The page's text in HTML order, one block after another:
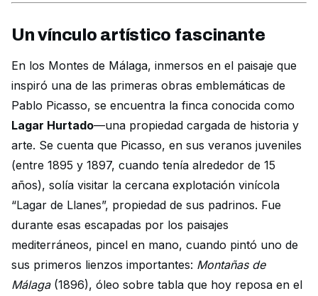
Un vínculo artístico fascinante
En los Montes de Málaga, inmersos en el paisaje que
inspiró una de las primeras obras emblemáticas de
Pablo Picasso, se encuentra la finca conocida como
Lagar Hurtado—una propiedad cargada de historia y
arte. Se cuenta que Picasso, en sus veranos juveniles
(entre 1895 y 1897, cuando tenía alrededor de 15
años), solía visitar la cercana explotación vinícola
“Lagar de Llanes”, propiedad de sus padrinos. Fue
durante esas escapadas por los paisajes
mediterráneos, pincel en mano, cuando pintó uno de
sus primeros lienzos importantes: Montañas de
Málaga(1896), óleo sobre tabla que hoy reposa en el